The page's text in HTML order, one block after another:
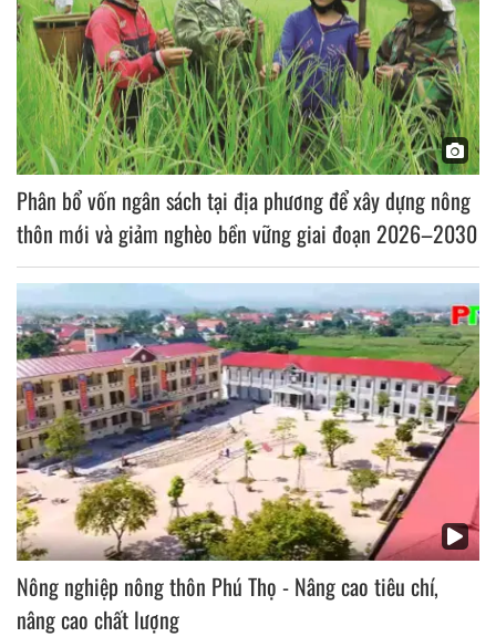
Phân bổ vốn ngân sách tại địa phương để xây dựng nông
thôn mới và giảm nghèo bền vững giai đoạn 2026–2030
Nông nghiệp nông thôn Phú Thọ - Nâng cao tiêu chí,
nâng cao chất lượng